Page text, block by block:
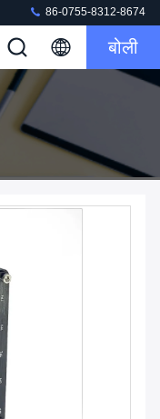
86-0755-8312-8674
बोली